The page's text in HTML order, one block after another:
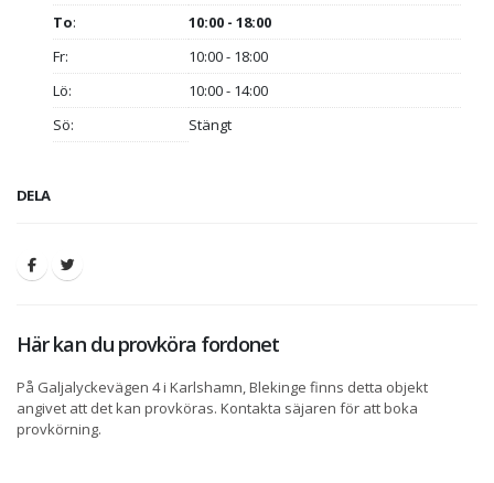
To:
10:00 - 18:00
Fr:
10:00 - 18:00
Lö:
10:00 - 14:00
Sö:
Stängt
DELA
Här kan du provköra fordonet
På Galjalyckevägen 4 i Karlshamn, Blekinge finns detta objekt
angivet att det kan provköras. Kontakta säjaren för att boka
provkörning.